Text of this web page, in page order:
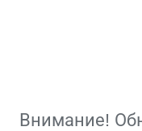
Внимание!